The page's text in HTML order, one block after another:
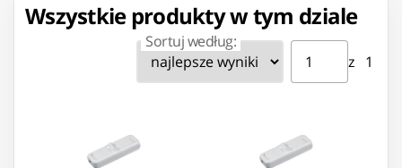
Wszystkie produkty w tym dziale
Sortuj według: Strona ⁨1⁩ z ⁨1⁩
z ⁨1⁩
Przejdź do strony